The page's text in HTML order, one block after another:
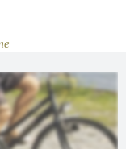
Regards croisés
pédagogiques
Espace presse